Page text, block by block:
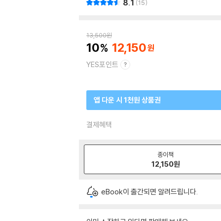
8.1 15
13,500원
10 12,150
YES포인트
앱 다운 시 1천원 상품권
결제혜택
종이책
12,150원
eBook이 출간되면 알려드립니다.